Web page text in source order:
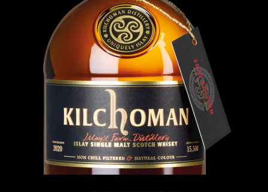
Vertrag widerrufen